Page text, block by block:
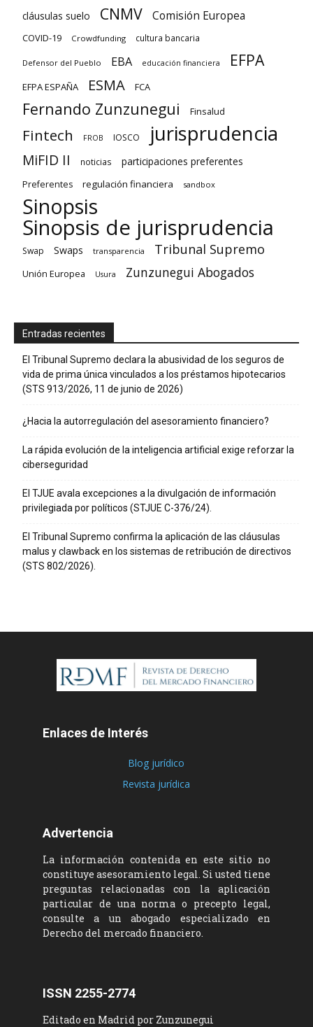
cláusulas suelo CNMV Comisión Europea
COVID-19 Crowdfunding cultura bancaria
Defensor del Pueblo EBA educación financiera EFPA
EFPA ESPAÑA ESMA FCA
Fernando Zunzunegui Finsalud
Fintech FROB IOSCO jurisprudencia
MiFID II noticias participaciones preferentes
Preferentes regulación financiera sandbox
Sinopsis
Sinopsis de jurisprudencia
Swap Swaps transparencia Tribunal Supremo
Unión Europea Usura Zunzunegui Abogados
Entradas recientes
El Tribunal Supremo declara la abusividad de los seguros de
vida de prima única vinculados a los préstamos hipotecarios
(STS 913/2026, 11 de junio de 2026)
¿Hacia la autorregulación del asesoramiento financiero?
La rápida evolución de la inteligencia artificial exige reforzar la
ciberseguridad
El TJUE avala excepciones a la divulgación de información
privilegiada por políticos (STJUE C-376/24).
El Tribunal Supremo confirma la aplicación de las cláusulas
malus y clawback en los sistemas de retribución de directivos
(STS 802/2026).
Enlaces de Interés
Blog jurídico
Revista jurídica
Advertencia
La información contenida en este sitio no
constituye asesoramiento legal. Si usted tiene
preguntas relacionadas con la aplicación
particular de una norma o precepto legal,
consulte a un abogado especializado en
Derecho del mercado financiero.
ISSN 2255-2774
Editado en Madrid por Zunzunegui